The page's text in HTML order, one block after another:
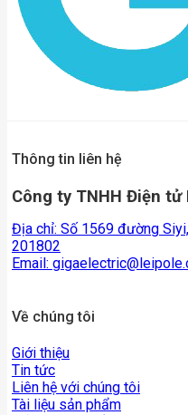
Thông tin liên hệ
Công ty TNHH Điện
Địa chỉ: Số 1569 đường
201802
Email:
Về chúng tôi
Giới thiệu
Tin tức
Liên hệ với chúng tôi
Tài liệu sản phẩm